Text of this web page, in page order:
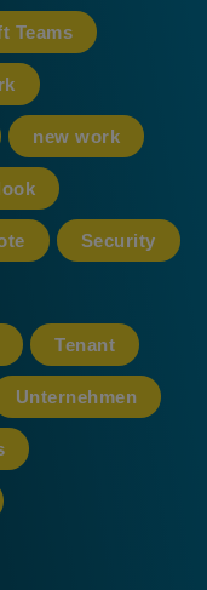
Teams
new work
Security
Tenant
Unternehmen